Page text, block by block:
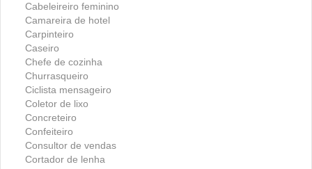
Cabeleireiro feminino
Camareira de hotel
Carpinteiro
Caseiro
Chefe de cozinha
Churrasqueiro
Ciclista mensageiro
Coletor de lixo
Concreteiro
Confeiteiro
Consultor de vendas
Cortador de lenha